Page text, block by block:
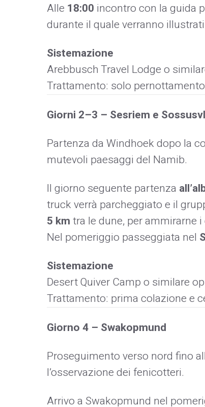
Alle 18:00 incontro con la guida
durante il quale verranno
Sistemazione
Arebbusch Travel Lodge o
Trattamento: solo pernottamento
Giorni 2–3 – Sesriem e
Partenza da Windhoek dopo la
mutevoli paesaggi del Namib.
Il giorno seguente partenza
truck verrà parcheggiato e il
5 kmtra le dune, per ammirarne
Nel pomeriggio passeggiata nel
Sistemazione
Desert Quiver Camp o similare
Trattamento: prima colazione e
Giorno 4 – Swakopmund
Proseguimento verso nord fino
l’osservazione dei fenicotteri.
Arrivo a Swakopmund nel